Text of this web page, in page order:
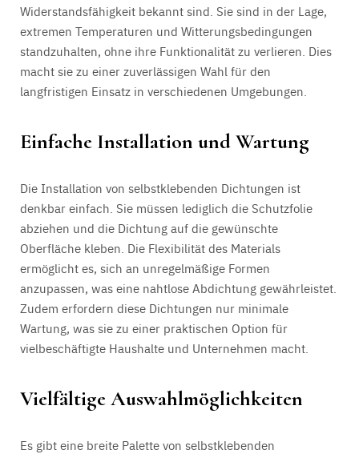
Widerstandsfähigkeit bekannt sind. Sie sind in der Lage,
extremen Temperaturen und Witterungsbedingungen
standzuhalten, ohne ihre Funktionalität zu verlieren. Dies
macht sie zu einer zuverlässigen Wahl für den
langfristigen Einsatz in verschiedenen Umgebungen.
Einfache Installation und Wartung
Die Installation von selbstklebenden Dichtungen ist
denkbar einfach. Sie müssen lediglich die Schutzfolie
abziehen und die Dichtung auf die gewünschte
Oberfläche kleben. Die Flexibilität des Materials
ermöglicht es, sich an unregelmäßige Formen
anzupassen, was eine nahtlose Abdichtung gewährleistet.
Zudem erfordern diese Dichtungen nur minimale
Wartung, was sie zu einer praktischen Option für
vielbeschäftigte Haushalte und Unternehmen macht.
Vielfältige Auswahlmöglichkeiten
Es gibt eine breite Palette von selbstklebenden